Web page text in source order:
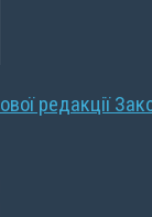
редакції